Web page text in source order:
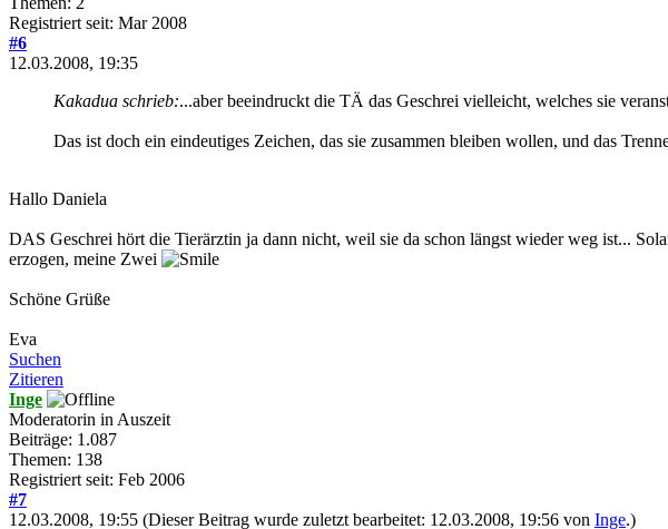
Registriert seit: Mar 2008
#6
12.03.2008, 19:35
Kakadua schrieb:...aber beeindruckt die TÄ das Geschrei vielleicht, welches sie
Das ist doch ein eindeutiges Zeichen, das sie zusammen bleiben wollen, und das
Hallo Daniela
DAS Geschrei hört die Tierärztin ja dann nicht, weil sie da schon längst wieder weg ist...
erzogen, meine Zwei
Schöne Grüße
Eva
Suchen
Zitieren
Inge
Moderatorin in Auszeit
Beiträge: 1.087
Themen: 138
Registriert seit: Feb 2006
#7
12.03.2008, 19:55 (Dieser Beitrag wurde zuletzt bearbeitet: 12.03.2008, 19:56 von Inge.)